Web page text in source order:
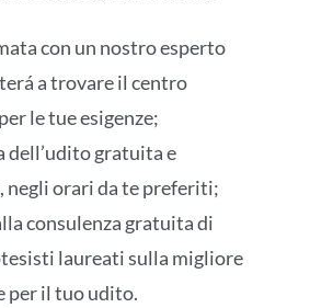
con un nostro esperto
a trovare il centro
le tue esigenze;
dell’udito gratuita e
negli orari da te preferiti;
consulenza gratuita di
laureati sulla migliore
per il tuo udito.